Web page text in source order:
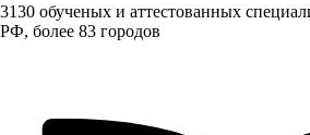
3130 обученых и аттестованных
РФ, более 83 городов